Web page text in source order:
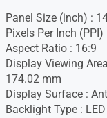
Panel Size (inch) :
Pixels Per Inch (PPI)
Aspect Ratio : 16:9
Display Viewing
174.02 mm
Display Surface :
Backlight Type : LED